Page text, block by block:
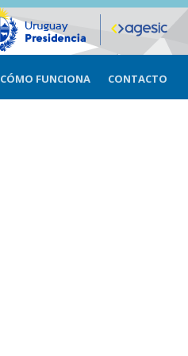
CÓMO FUNCIONA CONTACTO